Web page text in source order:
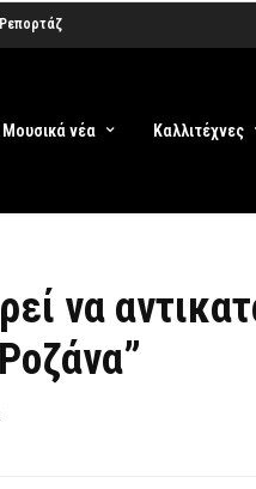
Ρεπορτάζ
Μουσικά νέα Καλλιτέχνες
να